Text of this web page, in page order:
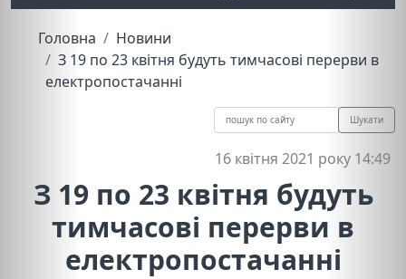
Головна
Новини
З 19 по 23 квітня будуть тимчасові перерви в
електропостачанні
Шукати
16 квітня 2021 року 14:49
З 19 по 23 квітня будуть
тимчасові перерви в
електропостачанні